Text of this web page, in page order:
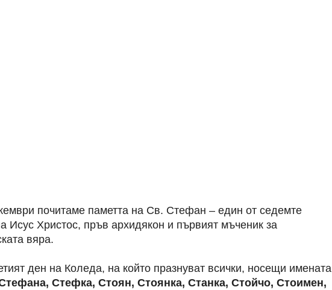
почитаме паметта на Св. Стефан – един от седемте
Исус Христос, пръв архидякон и първият мъченик за
вяра.
ден на Коледа, на който празнуват всички, носещи имената
Стефка, Стоян, Стоянка, Станка, Стойчо, Стоимен,